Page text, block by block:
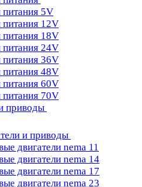
питания 5V
питания 12V
питания 18V
питания 24V
питания 36V
питания 48V
питания 60V
питания 70V
приводы
и приводы
двигатели nema 11
двигатели nema 14
двигатели nema 17
двигатели nema 23